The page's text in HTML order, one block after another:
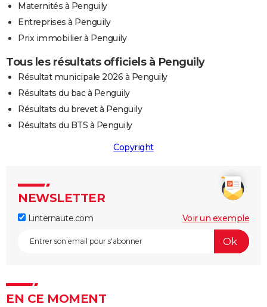
Maternités à Penguily
Entreprises à Penguily
Prix immobilier à Penguily
Tous les résultats officiels à Penguily
Résultat municipale 2026 à Penguily
Résultats du bac à Penguily
Résultats du brevet à Penguily
Résultats du BTS à Penguily
Copyright
NEWSLETTER
Linternaute.com Voir un exemple
EN CE MOMENT